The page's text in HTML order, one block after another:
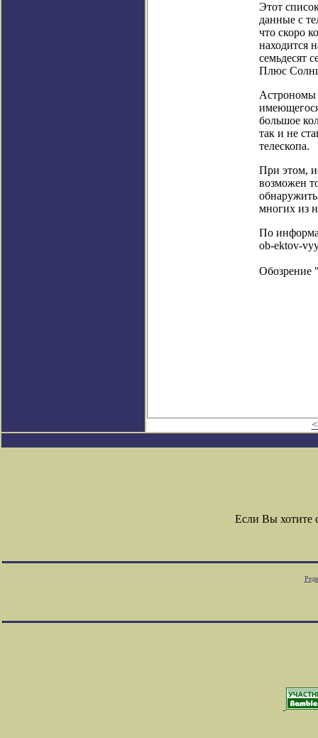
Этот
данные с
что скоро
находится
семьдесят
Плюс
Астрономы
большое
так и не
телескопа.
При этом,
возможен
многих из
По
ob-ektov-
Обозрение
Если Вы хотите